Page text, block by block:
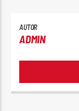
AUTOR
ADMIN